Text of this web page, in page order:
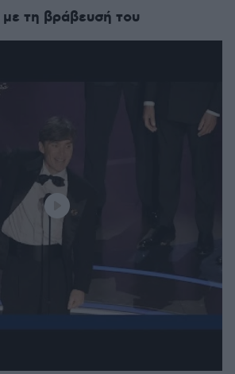
με τη βράβευσή του